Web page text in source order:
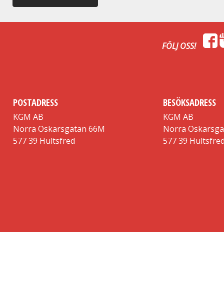
FÖLJ OSS!
POSTADRESS
KGM AB
Norra Oskarsgatan 66M
577 39 Hultsfred
BESÖKSADRESS
KGM AB
Norra
577 39